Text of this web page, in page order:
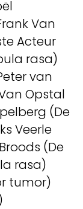
Van
Acteur
rasa)
van
Opstal
(De
Veerle
(De
rasa)
tumor)